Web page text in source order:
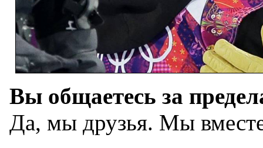
Вы общаетесь за
Да, мы друзья. Мы